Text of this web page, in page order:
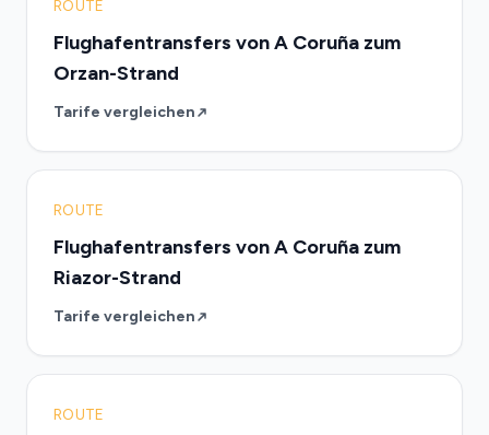
ROUTE
Flughafentransfers von A Coruña zum
Orzan-Strand
Tarife vergleichen
ROUTE
Flughafentransfers von A Coruña zum
Riazor-Strand
Tarife vergleichen
ROUTE